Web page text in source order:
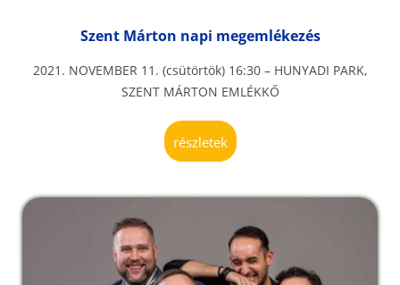
Szent Márton napi megemlékezés
2021. NOVEMBER 11. (csütörtök) 16:30 – HUNYADI PARK,
SZENT MÁRTON EMLÉKKŐ
részletek